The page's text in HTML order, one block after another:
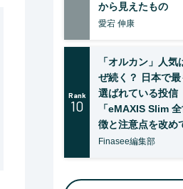
から見えたもの
愛宕 伸康
Rank
10
「オルカン」人気
ぜ続く？ 日本で最
選ばれている投信
「eMAXIS Slim
徴と注意点を改め
Finasee編集部